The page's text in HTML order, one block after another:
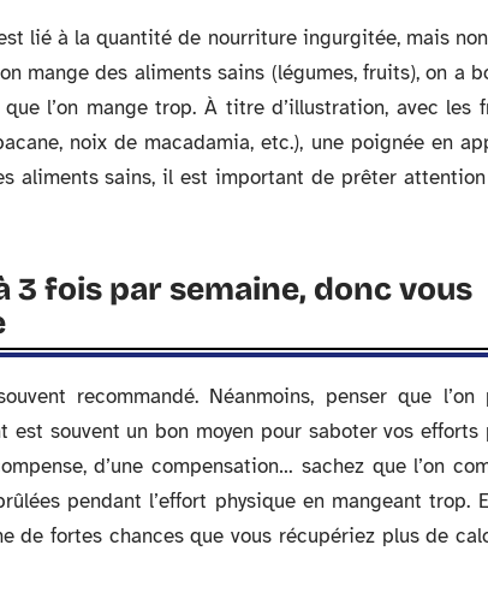
lié à la quantité de nourriture ingurgitée, mais
mange des aliments sains (légumes, fruits), on a
l’on mange trop. À titre d’illustration, avec les
noix de macadamia, etc.), une poignée en
aliments sains, il est important de prêter
3 fois par semaine, donc vous
recommandé. Néanmoins, penser que l’on
est souvent un bon moyen pour saboter vos efforts
d’une compensation… sachez que l’on
pendant l’effort physique en mangeant trop.
de fortes chances que vous récupériez plus de